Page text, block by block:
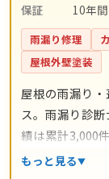
保証
10年
雨漏り修理
屋根外壁塗装
屋根の雨漏り
ス。雨漏り診
績は累計3,000
地調査・お見積
もっと見る